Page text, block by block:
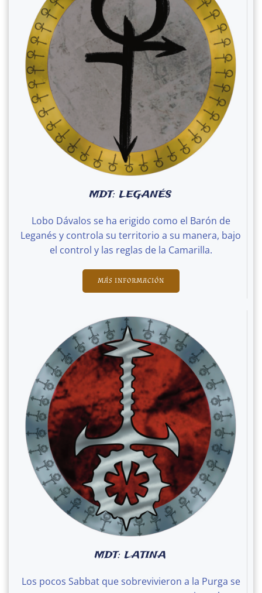
MDT: LEGANÉS
Lobo Dávalos se ha erigido como el Barón de
Leganés y controla su territorio a su manera, bajo
el control y las reglas de la Camarilla.
MÁS INFORMACIÓN
MDT: LATINA
Los pocos Sabbat que sobrevivieron a la Purga se